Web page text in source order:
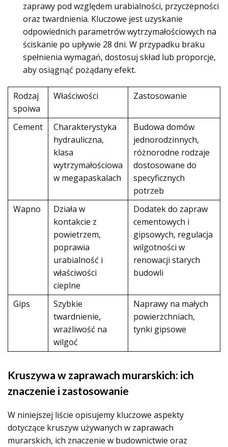
zaprawy pod względem urabialności, przyczepności
oraz twardnienia. Kluczowe jest uzyskanie
odpowiednich parametrów wytrzymałościowych na
ściskanie po upływie 28 dni. W przypadku braku
spełnienia wymagań, dostosuj skład lub proporcje,
aby osiągnąć pożądany efekt.
Rodzaj
spoiwa
Właściwości Zastosowanie
Cement
Charakterystyka
hydrauliczna,
klasa
wytrzymałościowa
w megapaskalach
Budowa domów
jednorodzinnych,
różnorodne rodzaje
dostosowane do
specyficznych
potrzeb
Wapno
Działa w
kontakcie z
powietrzem,
poprawia
urabialność i
właściwości
cieplne
Dodatek do zapraw
cementowych i
gipsowych, regulacja
wilgotności w
renowacji starych
budowli
Gips
Szybkie
twardnienie,
wrażliwość na
wilgoć
Naprawy na małych
powierzchniach,
tynki gipsowe
Kruszywa w zaprawach murarskich: ich
znaczenie i zastosowanie
W niniejszej liście opisujemy kluczowe aspekty
dotyczące kruszyw używanych w zaprawach
murarskich, ich znaczenie w budownictwie oraz